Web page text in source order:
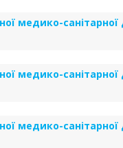
медико-
медико-
медико-